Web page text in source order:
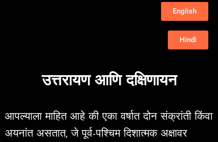
English
Hindi
उत्तरायण आणि दक्षिणायन
आपल्याला माहित आहे की एका वर्षात दोन संक्रांती किंवा
अयनांत असतात, जे पूर्व-पश्चिम दिशात्मक अक्षावर